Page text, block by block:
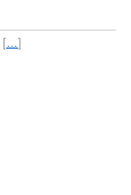
[…]